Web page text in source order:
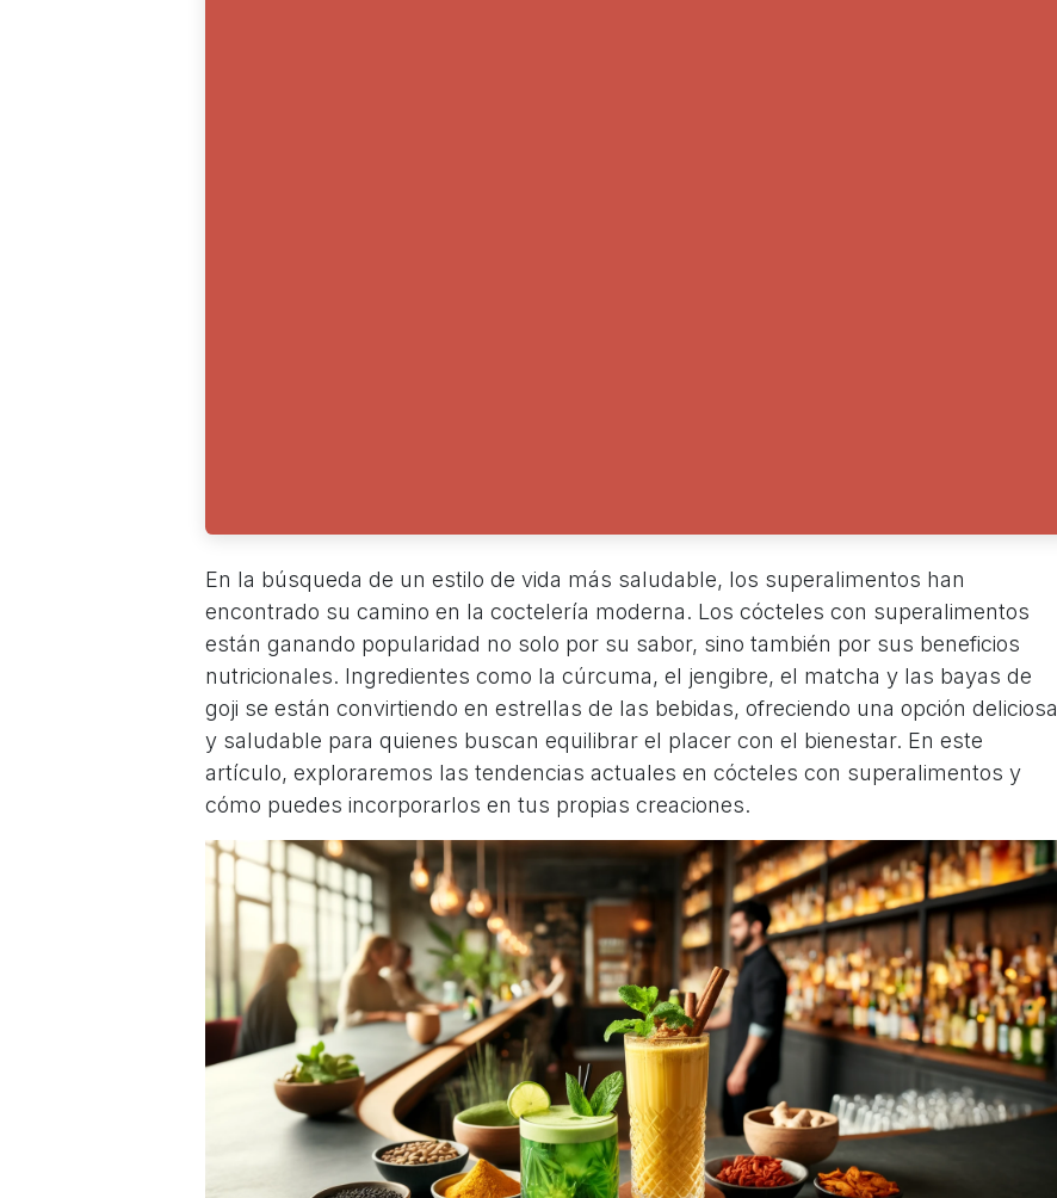
En la búsqueda de un estilo de vida más saludable, los superalimentos han
encontrado su camino en la coctelería moderna. Los cócteles con superalimentos
están ganando popularidad no solo por su sabor, sino también por sus beneficios
nutricionales. Ingredientes como la cúrcuma, el jengibre, el matcha y las bayas de
goji se están convirtiendo en estrellas de las bebidas, ofreciendo una opción deliciosa
y saludable para quienes buscan equilibrar el placer con el bienestar. En este
artículo, exploraremos las tendencias actuales en cócteles con superalimentos y
cómo puedes incorporarlos en tus propias creaciones.